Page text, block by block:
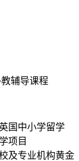
辅导课程
国中小学留学
项目
及专业机构黄金